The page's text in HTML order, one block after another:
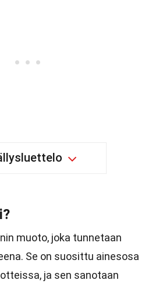
muoto, joka tunnetaan
Se on suosittu ainesosa
ja sen sanotaan